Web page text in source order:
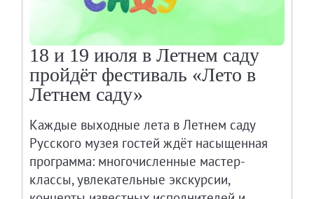
18 и 19 июля в Летнем саду
пройдёт фестиваль «Лето в
Летнем саду»
Каждые выходные лета в Летнем саду
Русского музея гостей ждёт насыщенная
программа: многочисленные мастер-
классы, увлекательные экскурсии,